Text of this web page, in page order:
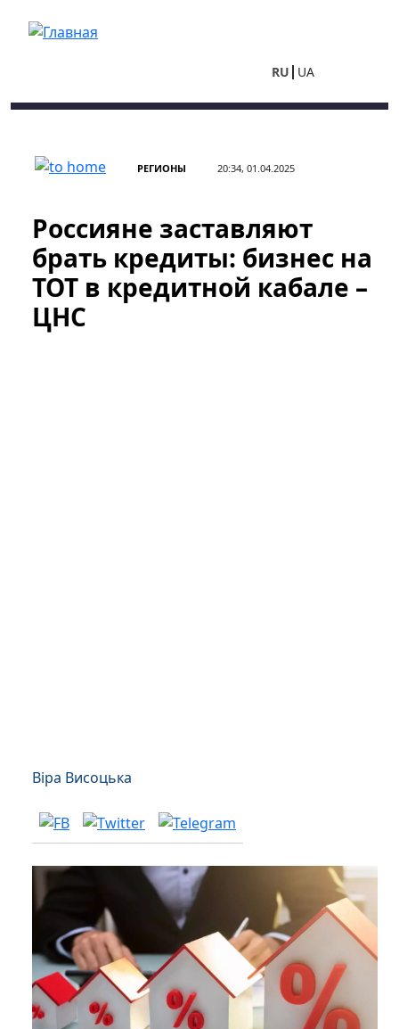
RU UA
РЕГИОНЫ 20:34, 01.04.2025
Россияне заставляют
брать кредиты: бизнес на
ТОТ в кредитной кабале –
ЦНС
Віра Висоцька